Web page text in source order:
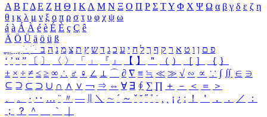
Α Β ΓΔ Ε Ζ Η Θ Ι ΚΛ Μ Ν Ξ Ο Π Ρ Σ ΤΥ Φ Χ Ψ Ω α β γ δ ε ζ η
θ ι κ λ μ ν ξ ο π ρ σ τ υ φ χ ψ ω
á à Á À é è É È ç Ç ê
Ä Ö Ü ä ö ü ß
ִֶֹ ֻּ ׁׂ פ ם ן ו ט א ר ק ף ך ל ח י ע כ ג ד ש ץ ת צ מ נ ה ב
‘ ’ “ ” 〔 〕 〈 〉 「 」 『 』 【 】 ＂ （ ） ［ ］ ｛ ｝
± × ÷ ≠ ≤ ≥ ∞ ∴ ♂ ♀ ∠ ⊥ ⌒ ∂ ∇ ≡ ≒ ≪ ≫ √ ∽ ∝ ∵ ∫ ∬ ∈ ∋
⊆ ⊇ ⊂ ⊃ ∪ ∩ ∧ ∨ ￢ ⇒ ⇔ ∀ ∃ ∮ ∑ ∏ ＋ － ＜ ＝
＞
、
。 · ‥ … ¨ 〃 ― ＼ ∼ ´ ～ ˇ ˘ ˝ ˚ ˙ ¸ ¡ ¿ ː ！ ＇ ， ． ／
：
；
？ ＾ ｀